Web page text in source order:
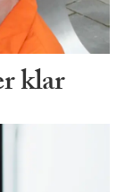
klar